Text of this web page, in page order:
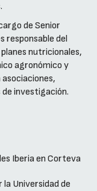
de Senior
responsable del
nutricionales,
agronómico y
investigación.
Iberia en Corteva
Universidad de